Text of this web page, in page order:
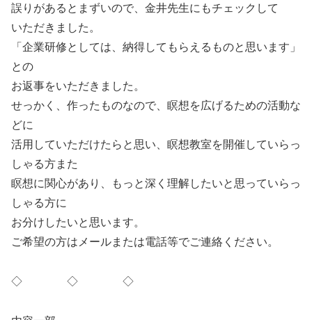
誤りがあるとまずいので、金井先生にもチェックして
いただきました。
「企業研修としては、納得してもらえるものと思います」
との
お返事をいただきました。
せっかく、作ったものなので、瞑想を広げるための活動な
どに
活用していただけたらと思い、瞑想教室を開催していらっ
しゃる方また
瞑想に関心があり、もっと深く理解したいと思っていらっ
しゃる方に
お分けしたいと思います。
ご希望の方はメールまたは電話等でご連絡ください。
◇ ◇ ◇